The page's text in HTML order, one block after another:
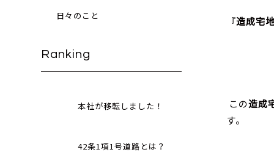
『造成宅
この造成
す。
日々のこと
Ranking
本社が移転しました！
42条1項1号道路とは？